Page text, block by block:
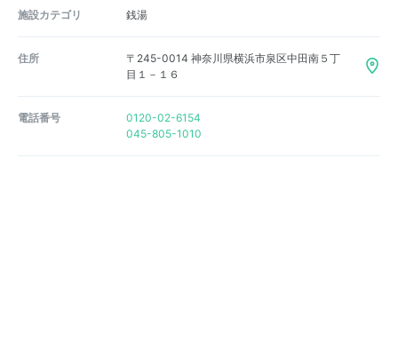
施設カテゴリ 銭湯
住所
〒245-0014 神奈川県横浜市泉区中田南５丁
目１－１６
電話番号
0120-02-6154
045-805-1010